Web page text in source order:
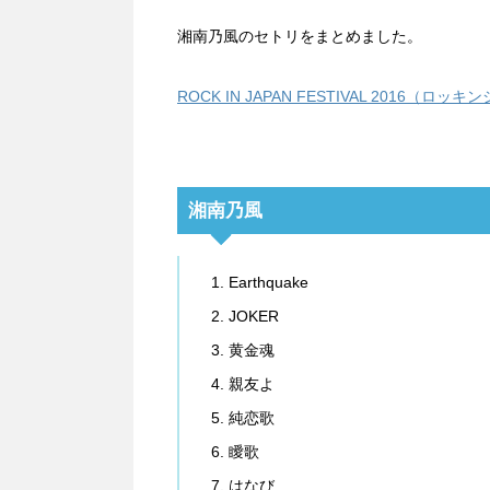
湘南乃風のセトリをまとめました。
ROCK IN JAPAN FESTIVAL 2016（ロッキ
湘南乃風
Earthquake
JOKER
黄金魂
親友よ
純恋歌
瞹歌
はなび